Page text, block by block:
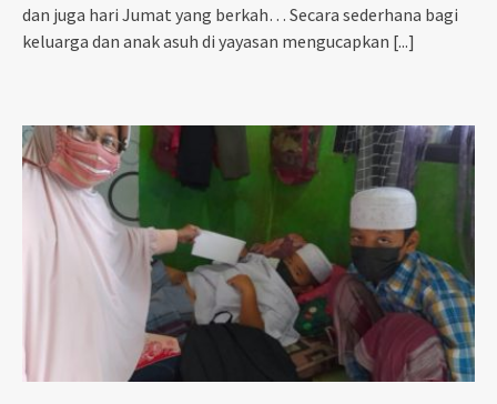
dan juga hari Jumat yang berkah… Secara sederhana bagi
keluarga dan anak asuh di yayasan mengucapkan [...]